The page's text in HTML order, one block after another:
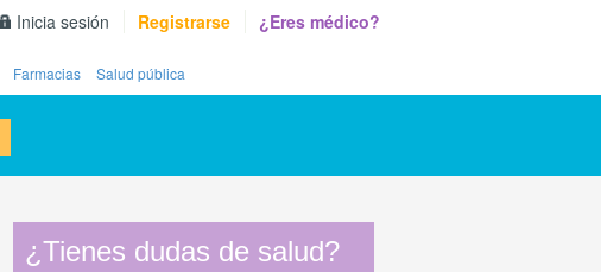
Inicia sesión Registrarse ¿Eres médico?
Farmacias Salud pública
¿Tienes dudas de salud?